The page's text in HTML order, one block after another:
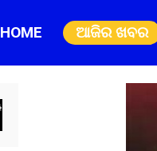
HOME ଆଜିର ଖବର